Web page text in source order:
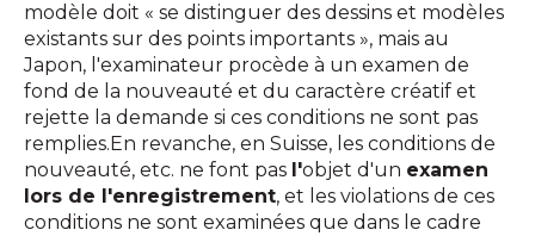
modèle doit « se distinguer des dessins et modèles
existants sur des points importants », mais au
Japon, l'examinateur procède à un examen de
fond de la nouveauté et du caractère créatif et
rejette la demande si ces conditions ne sont pas
remplies.En revanche, en Suisse, les conditions de
nouveauté, etc. ne font pas l'objet d'un examen
lors de l'enregistrement, et les violations de ces
conditions ne sont examinées que dans le cadre